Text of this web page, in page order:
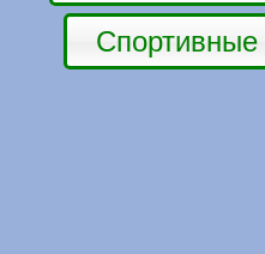
Спортивные